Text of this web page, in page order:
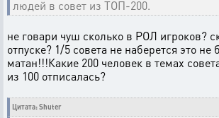
людей в совет из ТОП-200.
не говари чуш сколько в РОЛ игроков?
отпуске? 1/5 совета не наберется это
матан!!!Какие 200 человек в темах
из 100 отписалась?
Цитата: Shuter